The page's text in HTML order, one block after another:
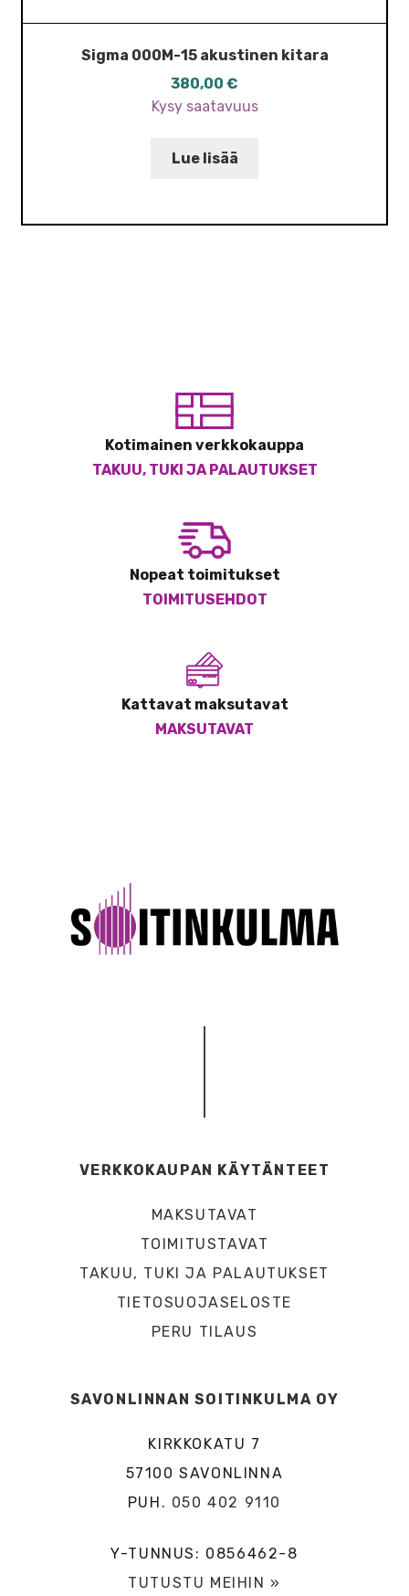
Sigma 000M-15 akustinen kitara
380,00 €
Kysy saatavuus
Lue lisää
Kotimainen verkkokauppa
TAKUU, TUKI JA PALAUTUKSET
Nopeat toimitukset
TOIMITUSEHDOT
Kattavat maksutavat
MAKSUTAVAT
VERKKOKAUPAN KÄYTÄNTEET
MAKSUTAVAT
TOIMITUSTAVAT
TAKUU, TUKI JA PALAUTUKSET
TIETOSUOJASELOSTE
PERU TILAUS
SAVONLINNAN SOITINKULMA OY
KIRKKOKATU 7
57100 SAVONLINNA
PUH. 050 402 9110
Y-TUNNUS: 0856462-8
TUTUSTU MEIHIN »